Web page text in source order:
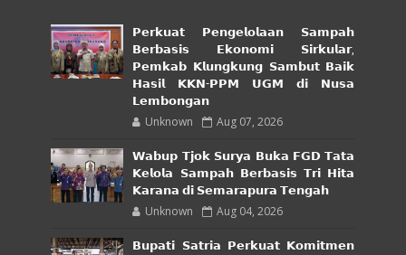
𝗣𝗲𝗿𝗸𝘂𝗮𝘁 𝗣𝗲𝗻𝗴𝗲𝗹𝗼𝗹𝗮𝗮𝗻 𝗦𝗮𝗺𝗽𝗮𝗵
𝗕𝗲𝗿𝗯𝗮𝘀𝗶𝘀 𝗘𝗸𝗼𝗻𝗼𝗺𝗶 𝗦𝗶𝗿𝗸𝘂𝗹𝗮𝗿,
𝗣𝗲𝗺𝗸𝗮𝗯 𝗞𝗹𝘂𝗻𝗴𝗸𝘂𝗻𝗴 𝗦𝗮𝗺𝗯𝘂𝘁 𝗕𝗮𝗶𝗸
𝗛𝗮𝘀𝗶𝗹 𝗞𝗞𝗡-𝗣𝗣𝗠 𝗨𝗚𝗠 𝗱𝗶 𝗡𝘂𝘀𝗮
𝗟𝗲𝗺𝗯𝗼𝗻𝗴𝗮𝗻
Unknown Aug 07, 2026
𝗪𝗮𝗯𝘂𝗽 𝗧𝗷𝗼𝗸 𝗦𝘂𝗿𝘆𝗮 𝗕𝘂𝗸𝗮 𝗙𝗚𝗗 𝗧𝗮𝘁𝗮
𝗞𝗲𝗹𝗼𝗹𝗮 𝗦𝗮𝗺𝗽𝗮𝗵 𝗕𝗲𝗿𝗯𝗮𝘀𝗶𝘀 𝗧𝗿𝗶 𝗛𝗶𝘁𝗮
𝗞𝗮𝗿𝗮𝗻𝗮 𝗱𝗶 𝗦𝗲𝗺𝗮𝗿𝗮𝗽𝘂𝗿𝗮 𝗧𝗲𝗻𝗴𝗮𝗵
Unknown Aug 04, 2026
𝗕𝘂𝗽𝗮𝘁𝗶 𝗦𝗮𝘁𝗿𝗶𝗮 𝗣𝗲𝗿𝗸𝘂𝗮𝘁 𝗞𝗼𝗺𝗶𝘁𝗺𝗲𝗻